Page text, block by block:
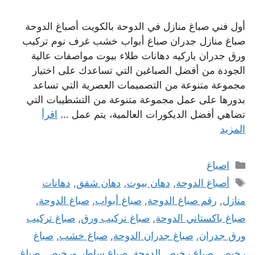
أول فني صباغ منازل في الدوحة بالكويت أصباغ الدوحة
صباغ منازل جدران صباغ أبواب خشب غرف نوم تركيب
ورق جدران باركيه دهانات طلاء بيوت مواصفات عالية
الجودة من أفضل الصباغين التي تساعدك على اختيار
مجموعة متنوعة من التصميمات العصرية التي تساعد
بدورها على عمل مجموعة متنوعة من التشطيبات التي
تضاهي أفضل الديكورات العالمية، يتم عمل … اقرأ
المزيد
التصنيفات
اصباغ
الوسوم
أصباغ الدوحة, دهان بيوت, دهان شقق, دهانات
منازل, رقم صباغ الدوحة, صباغ أبواب, صباغ الدوحة,
صباغ باكستاني الدوحة, صباغ تركيب ورق, صباغ تركيب
ورق جدران, صباغ جدران الدوحة, صباغ خشب, صباغ